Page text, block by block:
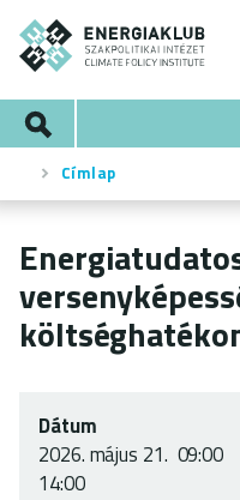
Ugrás
tartalomra
Morzsa
Címlap
Dátum
2026. május 21. 09:00
14:00